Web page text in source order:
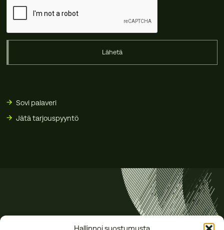
Hallinnoi suostumusta
Lähetä
Sovi palaveri
Jätä tarjouspyyntö